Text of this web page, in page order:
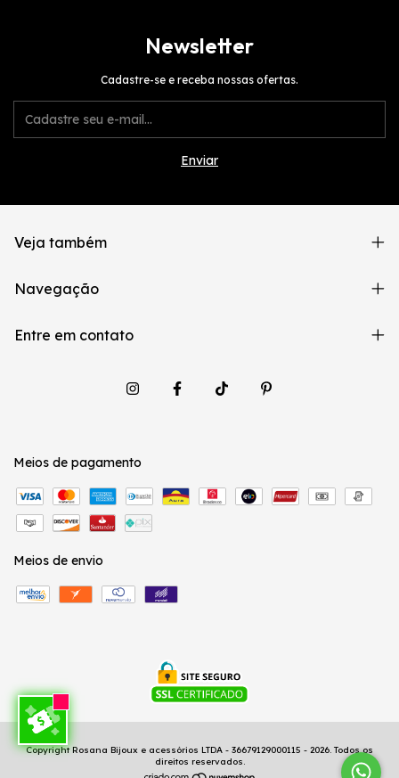
Newsletter
Cadastre-se e receba nossas ofertas.
Veja também
Navegação
Entre em contato
Meios de pagamento
Meios de envio
Copyright Rosana Bijoux e acessórios LTDA - 36679129000115 - 2026. Todos os
direitos reservados.